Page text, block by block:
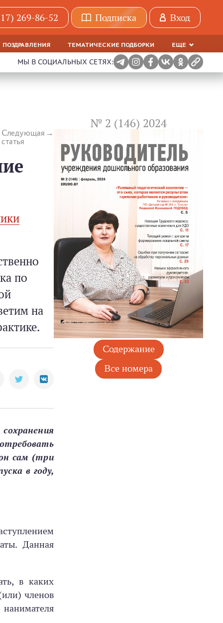
269-86-52 Подписка Вход
ПОЗДРАВЛЕНИЯ ТЕМАТИЧЕСКИЕ ПОДБОРКИ ЕЩЕ
МЫ В СОЦИАЛЬНЫХ СЕТЯХ:
Следующая
статья
по
на
сам (три
в году,
Данная
в каких
членов
№ 2 (146) 2024